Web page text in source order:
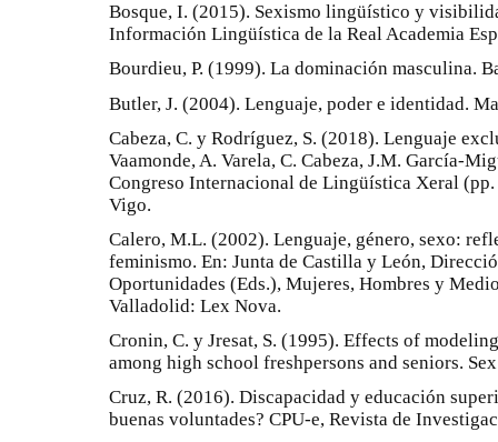
Bosque, I. (2015). Sexismo lingüístico y
Información Lingüística de la Real Academia
Bourdieu, P. (1999). La dominación masculina.
Butler, J. (2004). Lenguaje, poder e identidad.
Cabeza, C. y Rodríguez, S. (2018). Lenguaje
Vaamonde, A. Varela, C. Cabeza, J.M. García-
Congreso Internacional de Lingüística Xeral
Vigo.
Calero, M.L. (2002). Lenguaje, género, sexo:
feminismo. En: Junta de Castilla y León,
Oportunidades (Eds.), Mujeres, Hombres y
Valladolid: Lex Nova.
Cronin, C. y Jresat, S. (1995). Effects of
among high school freshpersons and seniors.
Cruz, R. (2016). Discapacidad y educación
buenas voluntades? CPU-e, Revista de